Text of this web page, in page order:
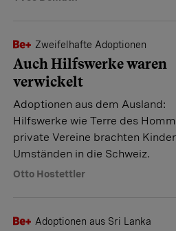
Zweifelhafte Adoptionen
Auch Hilfswerke waren
verwickelt
Adoptionen aus dem Ausland:
Hilfswerke wie Terre des
private Vereine brachten
Umständen in die Schweiz.
Otto Hostettler
Adoptionen aus Sri Lanka